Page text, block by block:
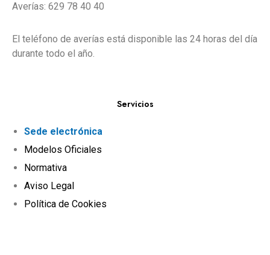
Averías: 629 78 40 40
El teléfono de averías está disponible las 24 horas del día
durante todo el año.
Servicios
Sede electrónica
Modelos Oficiales
Normativa
Aviso Legal
Política de Cookies